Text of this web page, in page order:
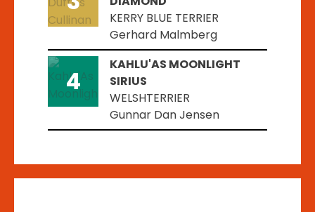
KERRY BLUE TERRIER
Gerhard Malmberg
4
KAHLU'AS MOONLIGHT
SIRIUS
WELSHTERRIER
Gunnar Dan Jensen